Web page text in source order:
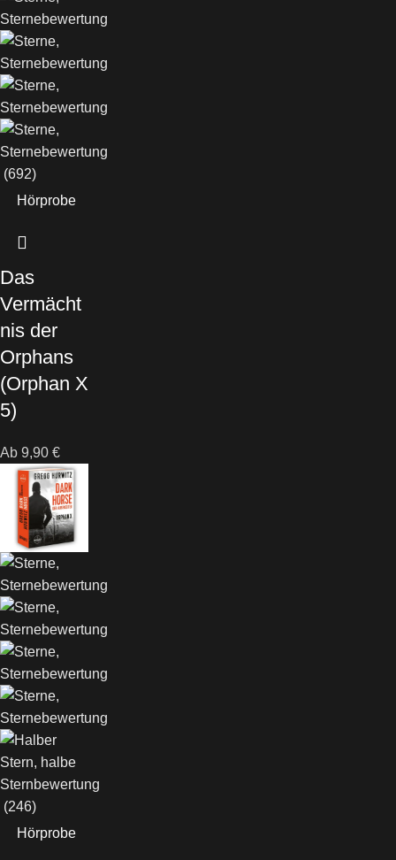
(692)
Hörprobe
Das
Vermächt
nis der
Orphans
(Orphan X
5)
Ab 9,90 €
(246)
Hörprobe